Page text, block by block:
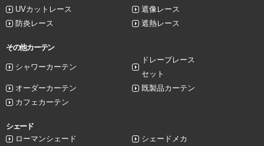
UVカットレース
遮像レース
防炎レース
遮熱レース
その他カーテン
シャワーカーテン
ドレープレース
セット
オーダーカーテン
既製品カーテン
カフェカーテン
シェード
ローマンシェード
シェードメカ